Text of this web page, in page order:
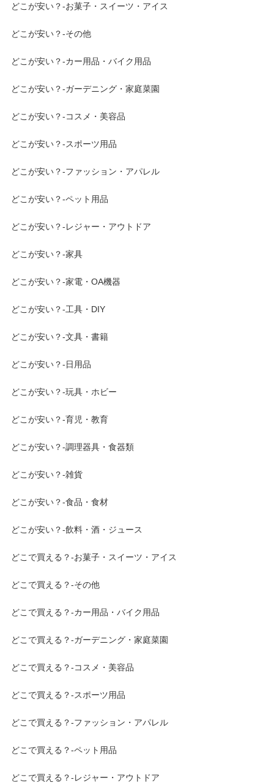
どこが安い？-お菓子・スイーツ・アイス
どこが安い？-その他
どこが安い？-カー用品・バイク用品
どこが安い？-ガーデニング・家庭菜園
どこが安い？-コスメ・美容品
どこが安い？-スポーツ用品
どこが安い？-ファッション・アパレル
どこが安い？-ペット用品
どこが安い？-レジャー・アウトドア
どこが安い？-家具
どこが安い？-家電・OA機器
どこが安い？-工具・DIY
どこが安い？-文具・書籍
どこが安い？-日用品
どこが安い？-玩具・ホビー
どこが安い？-育児・教育
どこが安い？-調理器具・食器類
どこが安い？-雑貨
どこが安い？-食品・食材
どこが安い？-飲料・酒・ジュース
どこで買える？-お菓子・スイーツ・アイス
どこで買える？-その他
どこで買える？-カー用品・バイク用品
どこで買える？-ガーデニング・家庭菜園
どこで買える？-コスメ・美容品
どこで買える？-スポーツ用品
どこで買える？-ファッション・アパレル
どこで買える？-ペット用品
どこで買える？-レジャー・アウトドア